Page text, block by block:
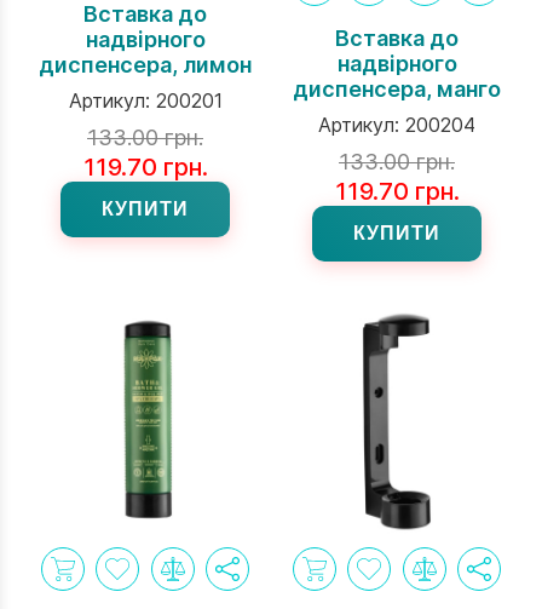
Вставка до
надвірного
диспенсера, лимон
Артикул: 200201
133.00 грн.
119.70 грн.
КУПИТИ
Вставка до
надвірного
диспенсера, манго
Артикул: 200204
133.00 грн.
119.70 грн.
КУПИТИ